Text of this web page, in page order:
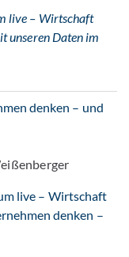
live – Wirtschaft
unseren Daten im
denken – und
live – Wirtschaft
denken –